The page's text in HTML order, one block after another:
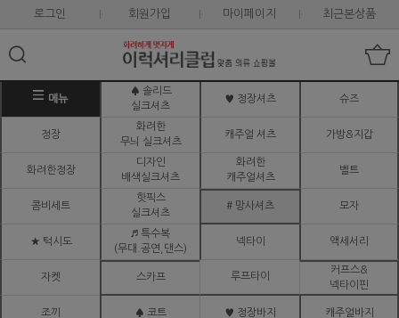
로그인 회원가입 마이페이지 최근본상품
메뉴
♠ 솔리드
실크셔츠
♥ 정장셔츠 슈즈
정장
화려한
무늬 실크셔츠
캐주얼 셔츠 가방&지갑
화려한정장
디자인
배색실크셔츠
화려한
캐주얼셔츠
벨트
콤비세트
핫픽스
실크셔츠
# 망사셔츠 모자
★ 턱시도
♬ 특수복
(무대.공연,댄스)
넥타이 액세서리
자켓 스카프 루프타이
커프스&
넥타이핀
조끼 ♠ 코트 ♥ 정장바지 캐주얼바지